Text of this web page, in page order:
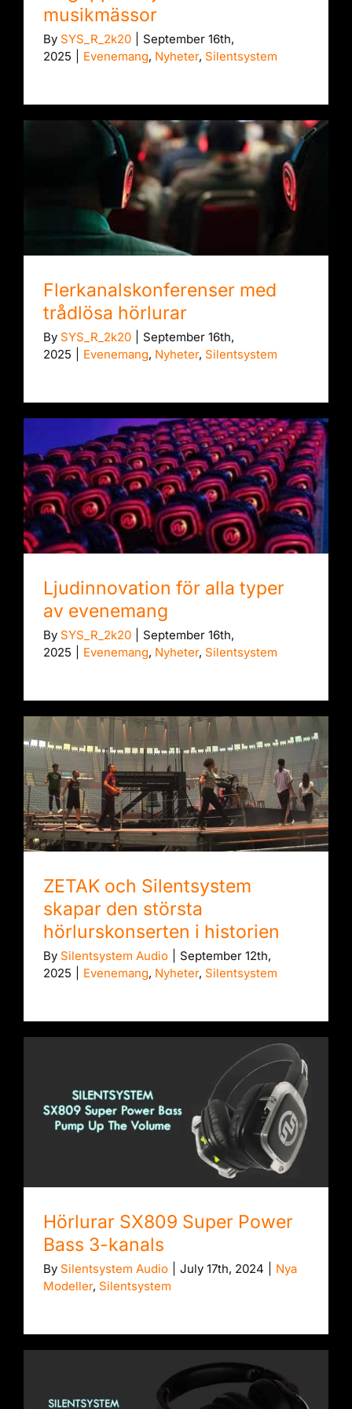
musikmässor
By SYS_R_2k20
September 16th,
2025
Evenemang, Nyheter, Silentsystem
Flerkanalskonferenser med trådlösa
hörlurar
Flerkanalskonferenser med
trådlösa hörlurar
By SYS_R_2k20
September 16th,
2025
Evenemang, Nyheter, Silentsystem
Ljudinnovation för alla typer av evenemang
Ljudinnovation för alla typer
av evenemang
By SYS_R_2k20
September 16th,
2025
Evenemang, Nyheter, Silentsystem
ZETAK och Silentsystem skapar den största
hörlurskonserten i historien
ZETAK och Silentsystem
skapar den största
hörlurskonserten i historien
By Silentsystem Audio
September 12th,
2025
Evenemang, Nyheter, Silentsystem
Hörlurar SX809 Super Power Bass 3-
kanals
Hörlurar SX809 Super Power
Bass 3-kanals
By Silentsystem Audio July 17th, 2024
Nya
Modeller, Silentsystem